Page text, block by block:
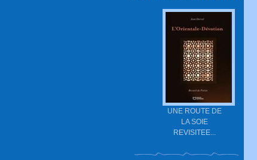
UNE ROUTE DE
LA SOIE
REVISITEE...